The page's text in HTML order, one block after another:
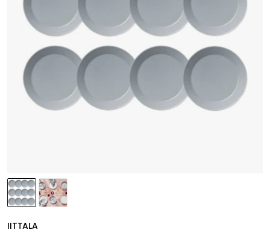
IITTALA